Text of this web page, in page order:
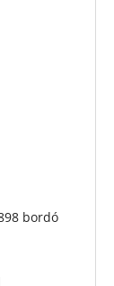
bordó